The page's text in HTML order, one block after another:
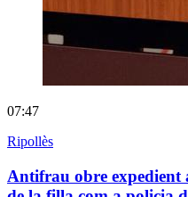
07:47
Ripollès
Antifrau obre expedient